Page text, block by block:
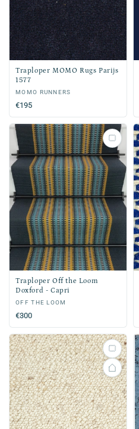
Traploper MOMO Rugs Parijs
1577
Verkoper:
MOMO RUNNERS
Normale
prijs
€195
Traploper Off the Loom
Doxford - Capri
Verkoper:
OFF THE LOOM
Normale
prijs
€300